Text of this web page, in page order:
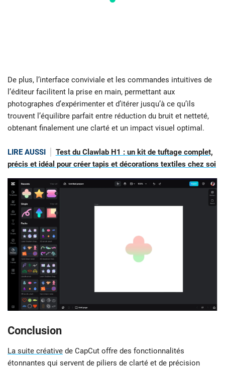
De plus, l’interface conviviale et les commandes intuitives de
l’éditeur facilitent la prise en main, permettant aux
photographes d’expérimenter et d’itérer jusqu’à ce qu’ils
trouvent l’équilibre parfait entre réduction du bruit et netteté,
obtenant finalement une clarté et un impact visuel optimal.
LIRE AUSSI
Test du Clawlab H1 : un kit de tuftage complet,
précis et idéal pour créer tapis et décorations textiles chez soi
Conclusion
La suite créative de CapCut offre des fonctionnalités
étonnantes qui servent de piliers de clarté et de précision